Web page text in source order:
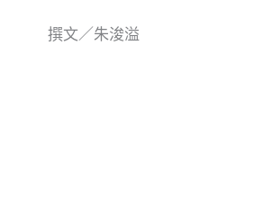
撰文／朱浚溢